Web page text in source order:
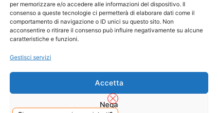
per memorizzare e/o accedere alle informazioni del dispositivo. Il
consenso a queste tecnologie ci permetterà di elaborare dati come il
comportamento di navigazione o ID unici su questo sito. Non
acconsentire o ritirare il consenso può influire negativamente su alcune
caratteristiche e funzioni.
Gestisci servizi
Accetta
Nega